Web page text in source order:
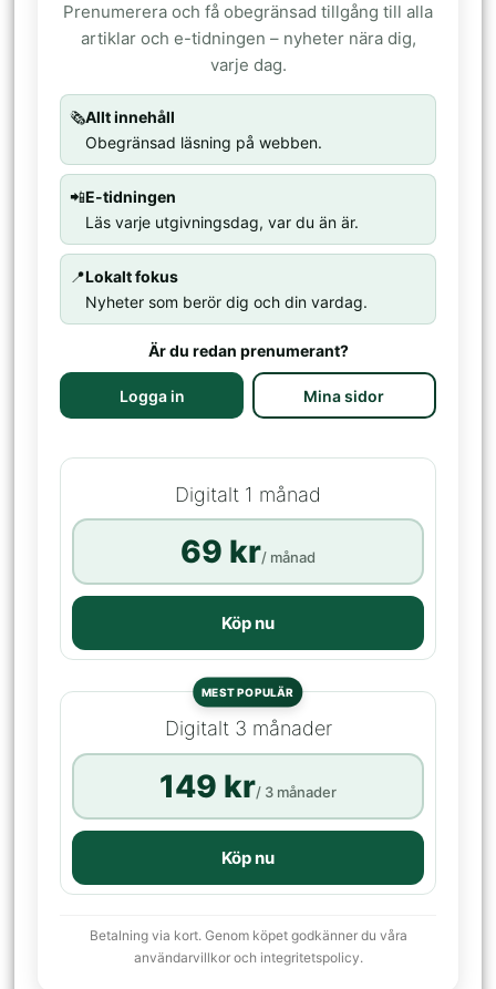
Prenumerera och få obegränsad tillgång till alla
artiklar och e-tidningen – nyheter nära dig,
varje dag.
🗞️Allt innehåll
Obegränsad läsning på webben.
📲E-tidningen
Läs varje utgivningsdag, var du än är.
📍Lokalt fokus
Nyheter som berör dig och din vardag.
Är du redan prenumerant?
Logga in Mina sidor
Digitalt 1 månad
69 kr/ månad
Köp nu
MEST POPULÄR
Digitalt 3 månader
149 kr/ 3 månader
Köp nu
Betalning via kort. Genom köpet godkänner du våra
användarvillkor och integritetspolicy.